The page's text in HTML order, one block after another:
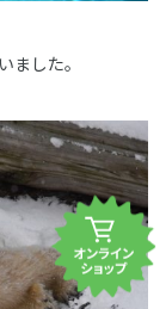
ました。